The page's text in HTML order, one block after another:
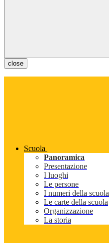
close
Scuola
Panoramica
Presentazione
I luoghi
Le persone
I numeri della scuola
Le carte della scuola
Organizzazione
La storia